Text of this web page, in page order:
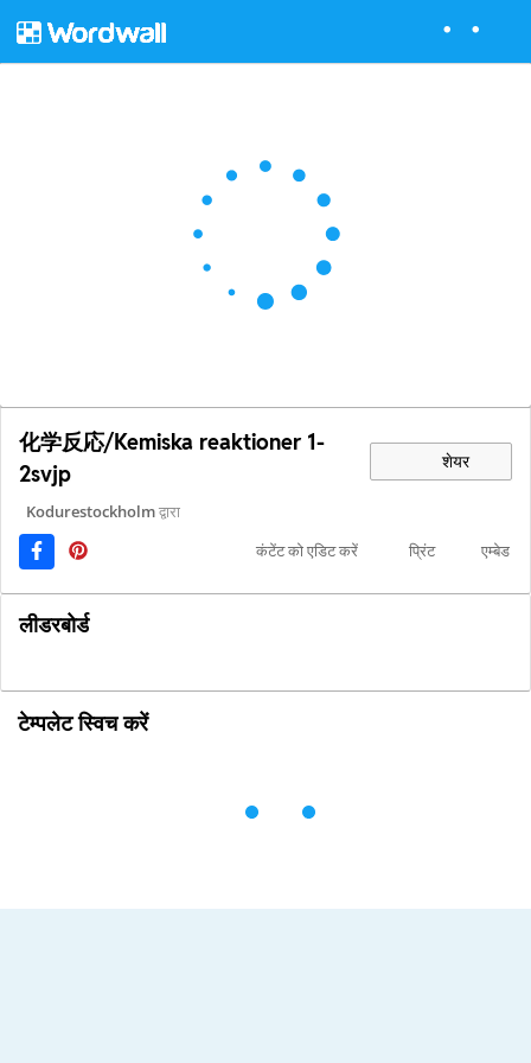
化学反応/Kemiska reaktioner 1-
2svjp
शेयर
Kodurestockholmद्वारा
कंटेंट को एडिट करें
प्रिंट एम्बेड
लीडरबोर्ड
टेम्पलेट स्विच करें